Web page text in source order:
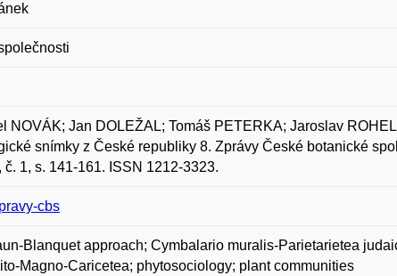
NOVÁK; Jan DOLEŽAL; Tomáš PETERKA; Jaroslav
snímky z České republiky 8. Zprávy České botanické
1, s. 141-161. ISSN 1212-3323.
cbs
Blanquet approach; Cymbalario muralis-Parietarietea
Magno-Caricetea; phytosociology; plant communities